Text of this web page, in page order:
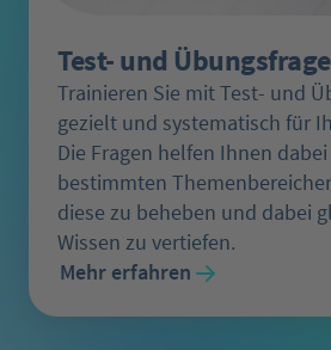
Test- und
Trainieren Sie mit Test- und
gezielt und systematisch für
Die Fragen helfen Ihnen
bestimmten
diese zu beheben und dabei
Wissen zu vertiefen.
Mehr erfahren